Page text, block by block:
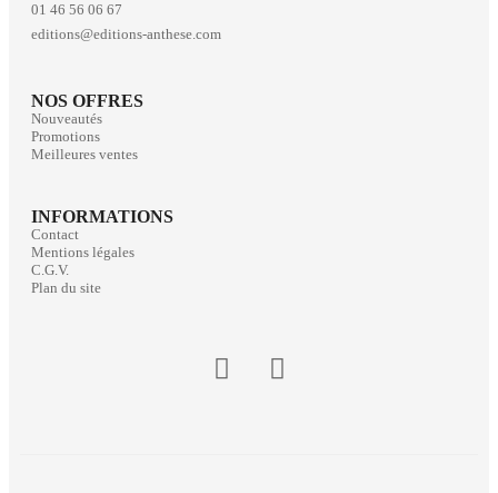
01 46 56 06 67
editions@editions-anthese.com
NOS OFFRES
Nouveautés
Promotions
Meilleures ventes
INFORMATIONS
Contact
Mentions légales
C.G.V.
Plan du site